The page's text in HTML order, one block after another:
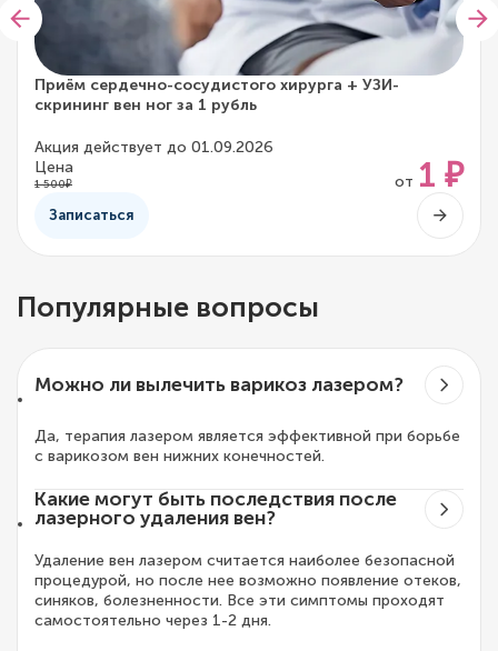
Приём сердечно-сосудистого хирурга + УЗИ-
скрининг вен ног за 1 рубль
Акция действует до 01.09.2026
Цена
1 500₽ от 1 ₽
Записаться
Популярные вопросы
Можно ли вылечить варикоз лазером?
Да, терапия лазером является эффективной при борьбе
с варикозом вен нижних конечностей.
Какие могут быть последствия после
лазерного удаления вен?
Удаление вен лазером считается наиболее безопасной
процедурой, но после нее возможно появление отеков,
синяков, болезненности. Все эти симптомы проходят
самостоятельно через 1-2 дня.